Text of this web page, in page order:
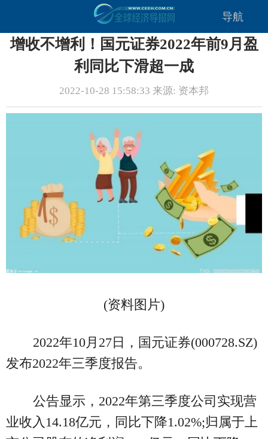
导航
增收不增利！国元证券2022年前9月盈
利同比下滑超一成
2022-10-28 15:58:33 来源: 资本邦
(资料图片)
2022年10月27日，国元证券(000728.SZ)
发布2022年三季度报告。
公告显示，2022年第三季度公司实现营
业收入14.18亿元，同比下降1.02%;归属于上